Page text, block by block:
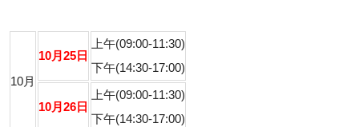
10月
10月25日
上午(09:00-11:30)
下午(14:30-17:00)
10月26日
上午(09:00-11:30)
下午(14:30-17:00)